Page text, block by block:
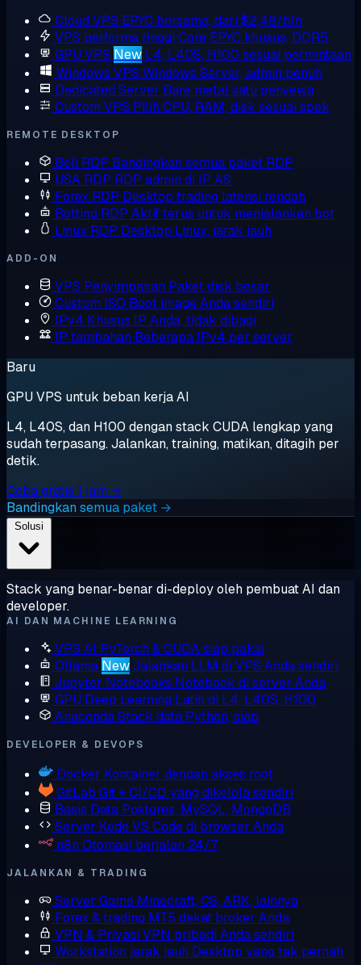
Cloud VPS EPYC bersama, dari $2,48/bln
VPS performa tinggi Core EPYC khusus, DDR5
GPU VPS New L4, L40S, H100 sesuai permintaan
Windows VPS Windows Server, admin penuh
Dedicated Server Bare metal satu penyewa
Custom VPS Pilih CPU, RAM, disk sesuai spek
REMOTE DESKTOP
Beli RDP Bandingkan semua paket RDP
USA RDP RDP admin di IP AS
Forex RDP Desktop trading latensi rendah
Botting RDP Aktif terus untuk menjalankan bot
Linux RDP Desktop Linux, jarak jauh
ADD-ON
VPS Penyimpanan Paket disk besar
Custom ISO Boot image Anda sendiri
IPv4 Khusus IP Anda, tidak dibagi
IP tambahan Beberapa IPv4 per server
Baru
GPU VPS untuk beban kerja AI
L4, L40S, dan H100 dengan stack CUDA lengkap yang
sudah terpasang. Jalankan, training, matikan, ditagih per
detik.
Coba gratis 1 jam →
Bandingkan semua paket →
Stack yang benar-benar di-deploy oleh pembuat AI dan
developer.
AI DAN MACHINE LEARNING
VPS AI PyTorch & CUDA siap pakai
Ollama NewJalankan LLM di VPS Anda sendiri
Jupyter Notebooks Notebook di server Anda
GPU Deep Learning Latih di L4, L40S, H100
AnacondaStack data Python, siap
DEVELOPER & DEVOPS
Docker Kontainer dengan akses root
GitLab Git + CI/CD yang dikelola sendiri
Basis Data Postgres, MySQL, MongoDB
Server KodeVS Code di browser Anda
n8n Otomasi berjalan 24/7
JALANKAN & TRADING
Server Game Minecraft, CS, ARK, lainnya
Forex & trading MT5 dekat broker Anda
VPN & Privasi VPN pribadi Anda sendiri
Workstation jarak jauh Desktop yang tak pernah